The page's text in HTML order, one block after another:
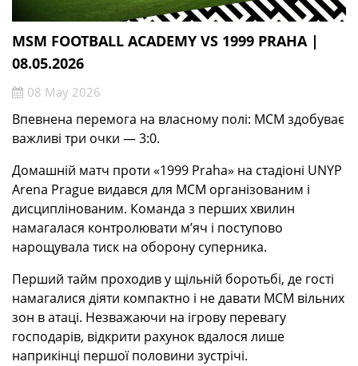
MSM FOOTBALL ACADEMY VS 1999 PRAHA |
08.05.2026
08 May 2026
Впевнена перемога на власному полі: МСМ здобуває
важливі три очки — 3:0.
Домашній матч проти «1999 Praha» на стадіоні UNYP
Arena Prague видався для МСМ організованим і
дисциплінованим. Команда з перших хвилин
намагалася контролювати м’яч і поступово
нарощувала тиск на оборону суперника.
Перший тайм проходив у щільній боротьбі, де гості
намагалися діяти компактно і не давати МСМ вільних
зон в атаці. Незважаючи на ігрову перевагу
господарів, відкрити рахунок вдалося лише
наприкінці першої половини зустрічі.